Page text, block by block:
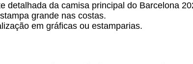
detalhada da camisa principal do Barcelona
grande nas costas.
em gráficas ou estamparias.